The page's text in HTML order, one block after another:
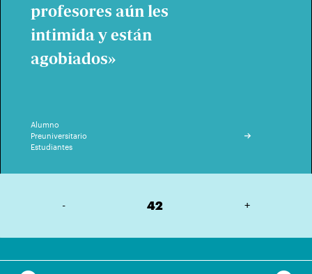
profesores aún les
intimida y están
agobiados»
Alumno
Preuniversitario
Estudiantes
- 42 +